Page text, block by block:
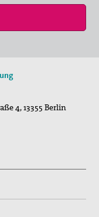
4,13355 Berlin